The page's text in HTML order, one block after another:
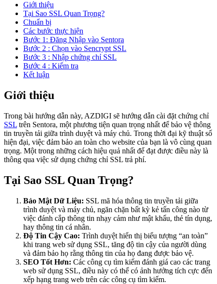
Giới thiệu
Tại Sao SSL Quan Trọng?
Chuẩn bị
Các bước thực hiện
Bước 1: Đăng Nhập vào Sentora
Bước 2 : Chọn vào Sencrypt SSL
Bước 3 : Nhập chứng chỉ SSL
Bước 4 : Kiểm tra
Kết luận
Giới thiệu
Trong bài hướng dẫn này, AZDIGI sẽ hướng dẫn cài đặt chứng chỉ
SSL trên Sentora, một phương tiện quan trọng nhất để bảo vệ thông
tin truyền tải giữa trình duyệt và máy chủ. Trong thời đại kỹ thuật số
hiện đại, việc đảm bảo an toàn cho website của bạn là vô cùng quan
trọng. Một trong những cách hiệu quả nhất để đạt được điều này là
thông qua việc sử dụng chứng chỉ SSL trả phí.
Tại Sao SSL Quan Trọng?
Bảo Mật Dữ Liệu: SSL mã hóa thông tin truyền tải giữa
trình duyệt và máy chủ, ngăn chặn bất kỳ kẻ tấn công nào từ
việc đánh cắp thông tin nhạy cảm như mật khẩu, thẻ tín dụng,
hay thông tin cá nhân.
Độ Tin Cậy Cao: Trình duyệt hiển thị biểu tượng “an toàn”
khi trang web sử dụng SSL, tăng độ tin cậy của người dùng
và đảm bảo họ rằng thông tin của họ đang được bảo vệ.
SEO Tốt Hơn: Các công cụ tìm kiếm đánh giá cao các trang
web sử dụng SSL, điều này có thể có ảnh hưởng tích cực đến
xếp hạng trang web trên các công cụ tìm kiếm.